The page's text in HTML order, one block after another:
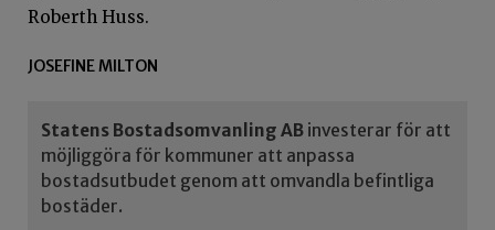
Roberth Huss.
JOSEFINE MILTON
Statens Bostadsomvanling AB investerar för att
möjliggöra för kommuner att anpassa
bostadsutbudet genom att omvandla befintliga
bostäder.